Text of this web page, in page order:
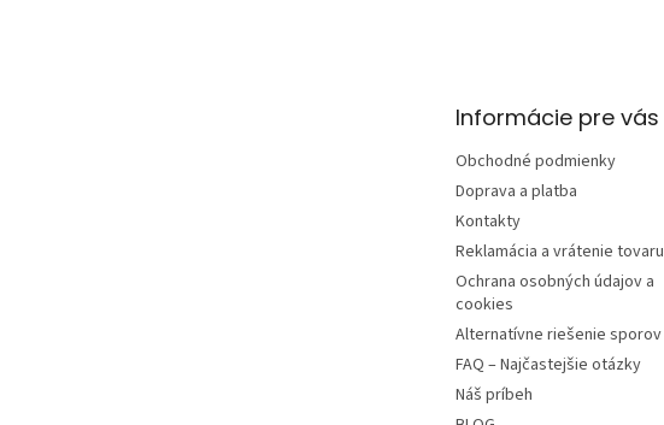
Informácie pre vás
Obchodné podmienky
Doprava a platba
Kontakty
Reklamácia a vrátenie tovaru
Ochrana osobných údajov a
cookies
Alternatívne riešenie sporov
FAQ – Najčastejšie otázky
Náš príbeh